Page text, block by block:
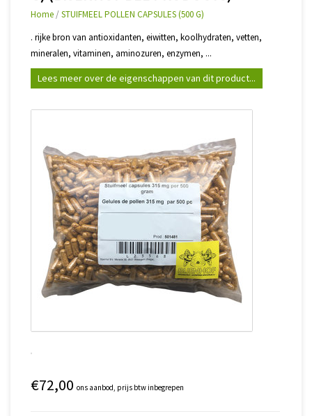
Home /STUIFMEEL POLLEN CAPSULES (500 G)
. rijke bron van antioxidanten, eiwitten, koolhydraten, vetten,
mineralen, vitaminen, aminozuren, enzymen, ...
Lees meer over de eigenschappen van dit product...
€72,00 ons aanbod, prijs btw inbegrepen